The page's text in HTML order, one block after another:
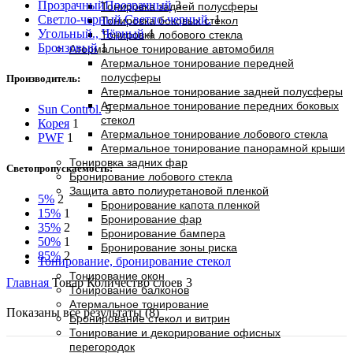
Тонировка задней полусферы
Тонировка боковых стекол
Тонировка лобового стекла
Атермальное тонирование автомобиля
Атермальное тонирование передней
полусферы
Атермальное тонирование задней полусферы
Атермальное тонирование передних боковых
стекол
Атермальное тонирование лобового стекла
Атермальное тонирование панорамной крыши
Тонировка задних фар
Бронирование лобового стекла
Защита авто полиуретановой пленкой
Бронирование капота пленкой
Бронирование фар
Бронирование бампера
Бронирование зоны риска
Тонирование, бронирование стекол
Тонирование окон
Тонирование балконов
Атермальное тонирование
Бронирование стекол и витрин
Тонирование и декорирование офисных
перегородок
ПрозрачныйПрозрачный 3
Светло-черный.Светло-черный. 1
Угольный., Чёрный 4
Бронзовый 1
Производитель:
Sun Control. 5
Корея 1
PWF 1
Светопропускаемость:
5% 2
15% 1
35% 2
50% 1
85% 2
Главная Товар Количество слоев 3
Показаны все результаты (8)